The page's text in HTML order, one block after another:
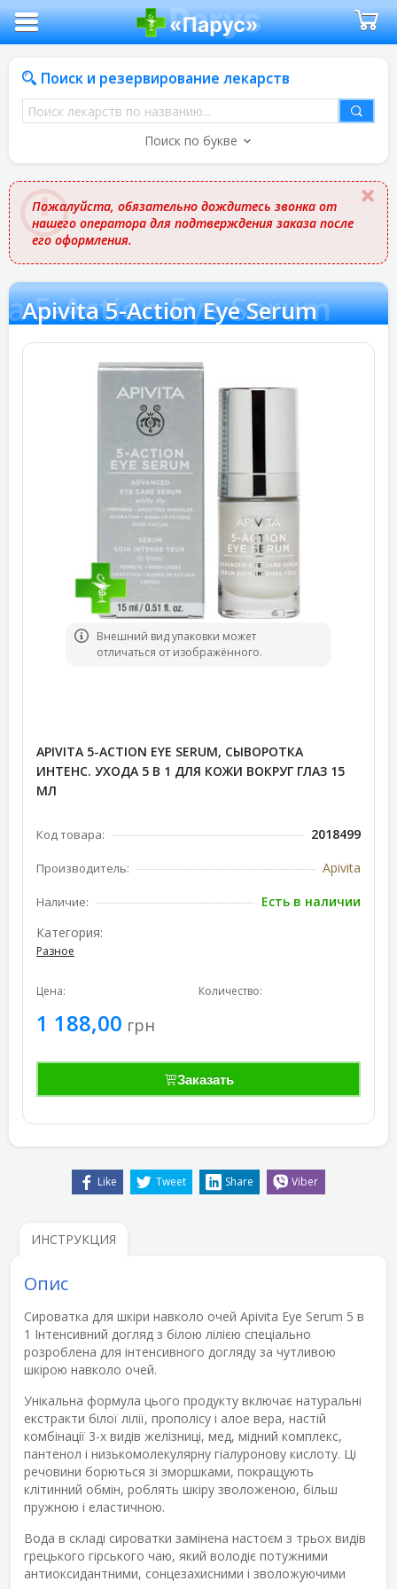
Поиск и резервирование лекарств
Поиск
лекарств
названию
Поиск по букве
Пожалуйста, обязательно дождитесь звонка от
нашего оператора для подтверждения заказа после
его оформления.
5-Action Eye Serum
Apivita 5-Action Eye Serum
Bнешний вид упаковки может
отличаться от изображённого.
APIVITA 5-ACTION EYE SERUM, СЫВОРОТКА
ИНТЕНС. УХОДА 5 В 1 ДЛЯ КОЖИ ВОКРУГ ГЛАЗ 15
МЛ
Код товара: 2018499
Производитель: Apivita
Наличие:
Есть в наличии
Категория:
Разное
Цена:
1 188,00 грн
Количество:
Заказать
Like Tweet Share Viber
ИНСТРУКЦИЯ
Опис
Сироватка для шкіри навколо очей Аpivita Eye Serum 5 в
1 Інтенсивний догляд з білою лілією спеціально
розроблена для інтенсивного догляду за чутливою
шкірою навколо очей.
Унікальна формула цього продукту включає натуральні
екстракти білої лілії, прополісу і алое вера, настій
комбінації 3-х видів желізниці, мед, мідний комплекс,
пантенол і низькомолекулярну гіалуронову кислоту. Ці
речовини борються зі зморшками, покращують
клітинний обмін, роблять шкіру зволоженою, більш
пружною і еластичною.
Вода в складі сироватки замінена настоєм з трьох видів
грецького гірського чаю, який володіє потужними
антиоксидантними, сонцезахисними і зволожуючими